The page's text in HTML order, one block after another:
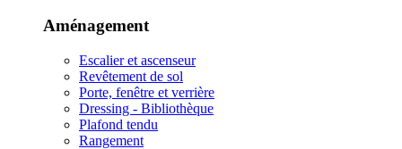
Aménagement
Escalier et ascenseur
Revêtement de sol
Porte, fenêtre et verrière
Dressing - Bibliothèque
Plafond tendu
Rangement